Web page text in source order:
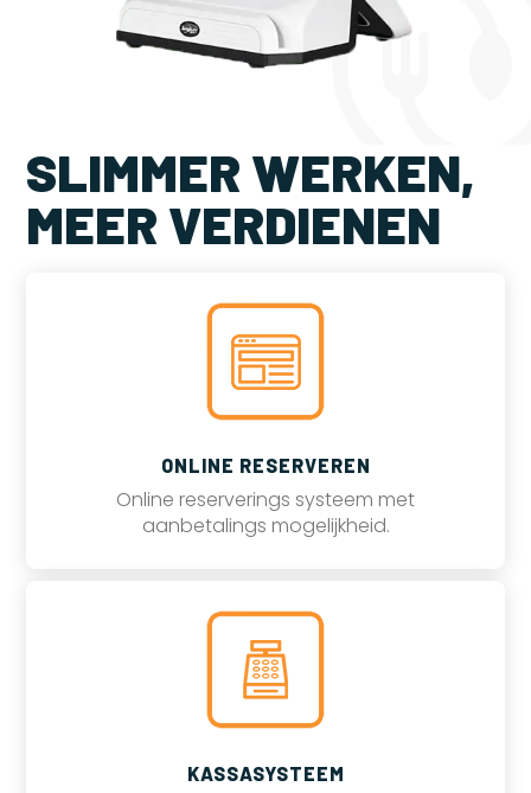
SLIMMER WERKEN,
MEER VERDIENEN
ONLINE RESERVEREN
Online reserverings systeem met
aanbetalings mogelijkheid.
KASSASYSTEEM